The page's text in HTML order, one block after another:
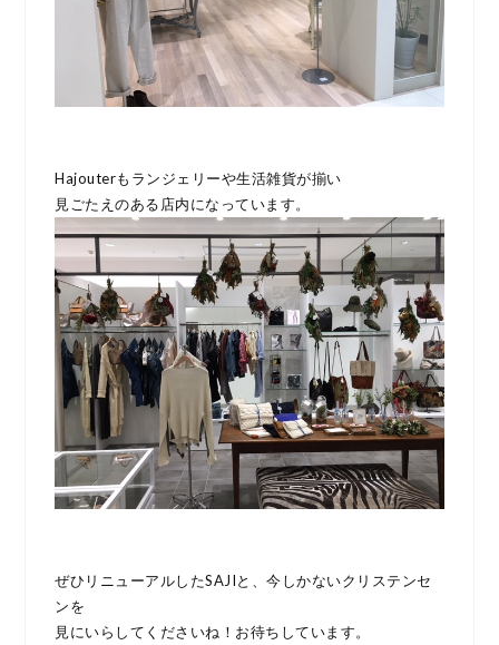
Hajouterもランジェリーや生活雑貨が揃い
見ごたえのある店内になっています。
ぜひリニューアルしたSAJIと、今しかないクリステンセ
ンを
見にいらしてくださいね！お待ちしています。